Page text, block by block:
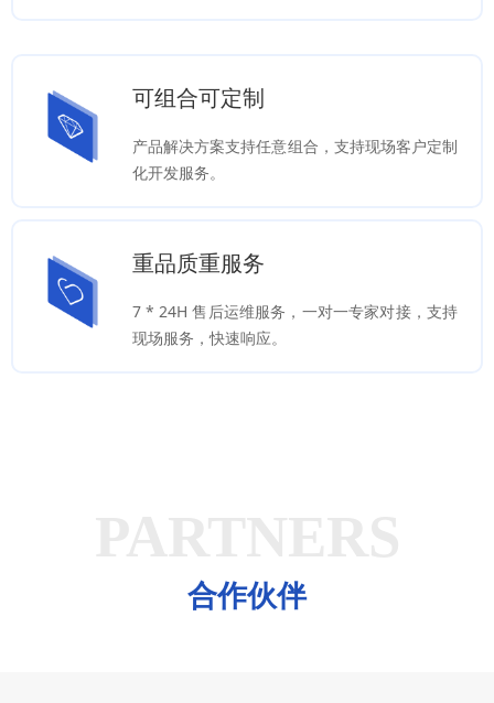
可组合可定制
产品解决方案支持任意组合，支持现场客户定制
化开发服务。
重品质重服务
7 * 24H 售后运维服务，一对一专家对接，支持
现场服务，快速响应。
合作伙伴